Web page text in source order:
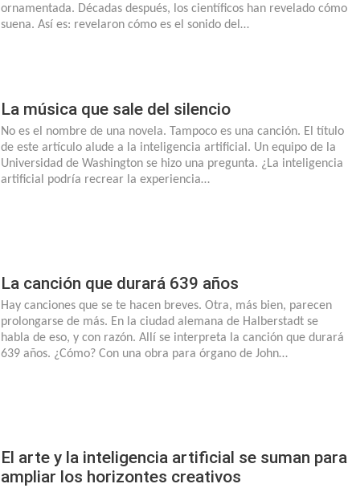
ornamentada. Décadas después, los científicos han revelado cómo
suena. Así es: revelaron cómo es el sonido del…
La música que sale del silencio
No es el nombre de una novela. Tampoco es una canción. El título
de este artículo alude a la inteligencia artificial. Un equipo de la
Universidad de Washington se hizo una pregunta. ¿La inteligencia
artificial podría recrear la experiencia…
La canción que durará 639 años
Hay canciones que se te hacen breves. Otra, más bien, parecen
prolongarse de más. En la ciudad alemana de Halberstadt se
habla de eso, y con razón. Allí se interpreta la canción que durará
639 años. ¿Cómo? Con una obra para órgano de John…
El arte y la inteligencia artificial se suman para
ampliar los horizontes creativos